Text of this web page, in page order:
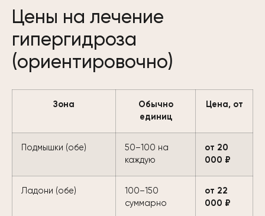
Цены на лечение
гипергидроза
(ориентировочно)
Зона
Обычно
единиц
Цена, от
Подмышки (обе)
50–100 на
каждую
от 20
000 ₽
Ладони (обе)
100–150
суммарно
от 22
000 ₽